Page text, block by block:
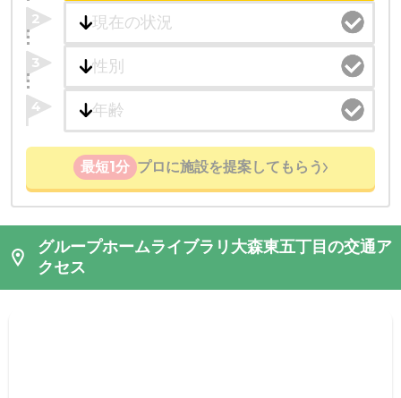
2
3
4
最短1分 プロに施設を提案してもらう
グループホームライブラリ大森東五丁目の交通ア
クセス